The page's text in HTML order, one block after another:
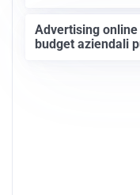
Advertising
budget aziendali